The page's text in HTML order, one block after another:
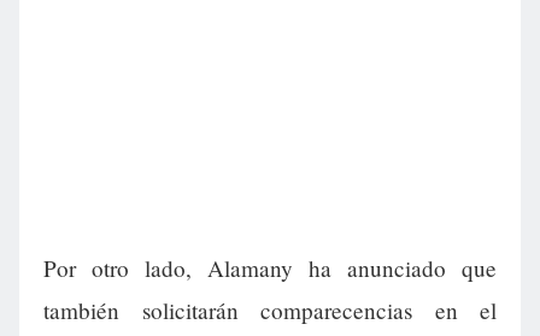
Por otro lado, Alamany ha anunciado que
también solicitarán comparecencias en el